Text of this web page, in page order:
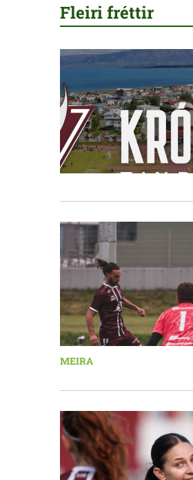
Fleiri fréttir
MEIRA